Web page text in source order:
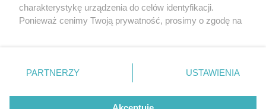
Aktualności
Tcz24
Historia miasta
Muzyka i kultura
Archiwum wydarzeń
Zdjęcia miasta
charakterystykę urządzenia do celów identyfikacji.
Ponieważ cenimy Twoją prywatność, prosimy o zgodę na
znajdujący się w lewym dolnym rogu strony
. Niektóre
PARTNERZY USTAWIENIA